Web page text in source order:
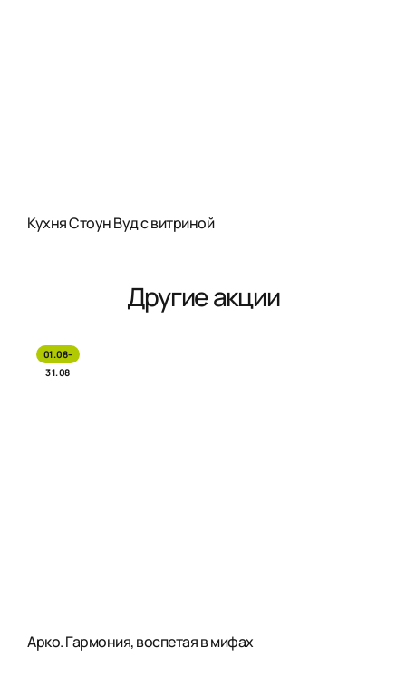
Кухня Стоун Вуд с витриной
Другие акции
01.08-
31.08
Арко. Гармония, воспетая в мифах